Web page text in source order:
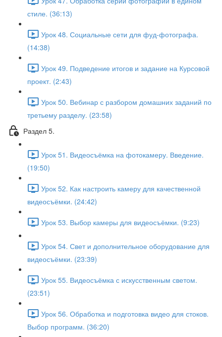
стиле. (36:13)
Урок 48. Социальные сети для фуд-фотографа.
(14:38)
Урок 49. Подведение итогов и задание на Курсовой
проект. (2:43)
Урок 50. Вебинар с разбором домашних заданий по
третьему разделу. (23:58)
Раздел 5.
Урок 51. Видеосъёмка на фотокамеру. Введение.
(19:50)
Урок 52. Как настроить камеру для качественной
видеосъёмки. (24:42)
Урок 53. Выбор камеры для видеосъёмки. (9:23)
Урок 54. Свет и дополнительное оборудование для
видеосъёмки. (23:39)
Урок 55. Видеосъёмка с искусственным светом.
(23:51)
Урок 56. Обработка и подготовка видео для стоков.
Выбор программ. (36:20)